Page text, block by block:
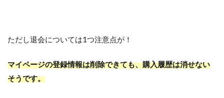
ただし退会については1つ注意点が！
マイページの登録情報は削除できても、購入履歴は消せない
そうです。